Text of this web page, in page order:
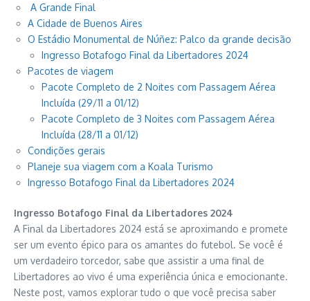
A Grande Final
A Cidade de Buenos Aires
O Estádio Monumental de Núñez: Palco da grande decisão
Ingresso Botafogo Final da Libertadores 2024
Pacotes de viagem
Pacote Completo de 2 Noites com Passagem Aérea
Incluída (29/11 a 01/12)
Pacote Completo de 3 Noites com Passagem Aérea
Incluída (28/11 a 01/12)
Condições gerais
Planeje sua viagem com a Koala Turismo
Ingresso Botafogo Final da Libertadores 2024
Ingresso Botafogo Final da Libertadores 2024
A Final da Libertadores 2024 está se aproximando e promete
ser um evento épico para os amantes do futebol. Se você é
um verdadeiro torcedor, sabe que assistir a uma final de
Libertadores ao vivo é uma experiência única e emocionante.
Neste post, vamos explorar tudo o que você precisa saber